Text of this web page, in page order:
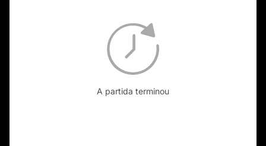
A partida terminou